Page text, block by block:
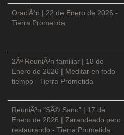
OraciÃ³n | 22 de Enero de 2026 -
Tierra Prometida
2Âª ReuniÃ³n familiar | 18 de
Enero de 2026 | Meditar en todo
tiempo - Tierra Prometida
ReuniÃ³n "SÃ© Sano" | 17 de
Enero de 2026 | Zarandeado pero
restaurando - Tierra Prometida